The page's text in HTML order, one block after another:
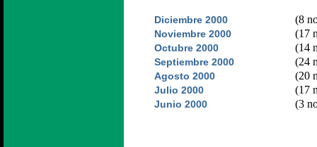
Diciembre 2000 (8
Noviembre 2000 (17
Octubre 2000 (14
Septiembre 2000 (24
Agosto 2000 (20
Julio 2000 (17
Junio 2000 (3